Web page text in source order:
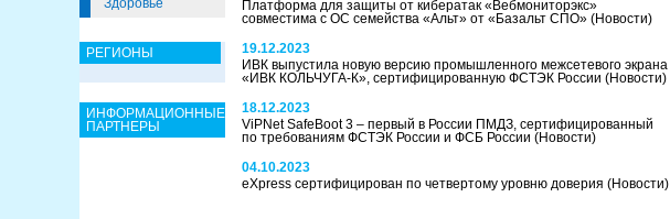
Здоровье
РЕГИОНЫ
ИНФОРМАЦИОННЫЕ
ПАРТНЕРЫ
Платформа для защиты от кибератак «Вебмониторэкс»
совместима с ОС семейства «Альт» от «Базальт СПО» (Новости)
19.12.2023
ИВК выпустила новую версию промышленного межсетевого экрана
«ИВК КОЛЬЧУГА-К», сертифицированную ФСТЭК России (Новости)
18.12.2023
ViPNet SafeBoot 3 – первый в России ПМДЗ, сертифицированный
по требованиям ФСТЭК России и ФСБ России (Новости)
04.10.2023
eXpress сертифицирован по четвертому уровню доверия (Новости)